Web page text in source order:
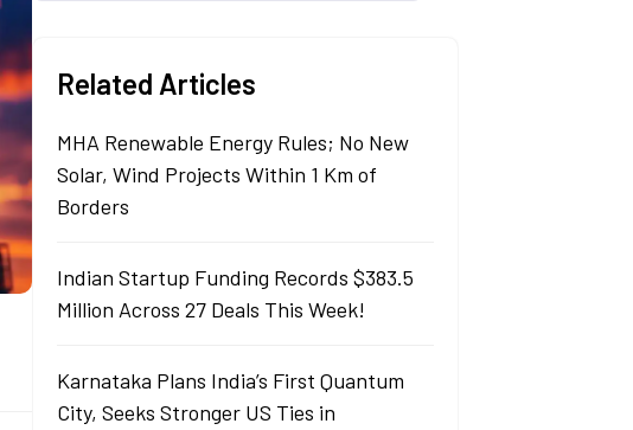
Related Articles
MHA Renewable Energy Rules; No New
Solar, Wind Projects Within 1 Km of
Borders
Indian Startup Funding Records $383.5
Million Across 27 Deals This Week!
Karnataka Plans India’s First Quantum
City, Seeks Stronger US Ties in